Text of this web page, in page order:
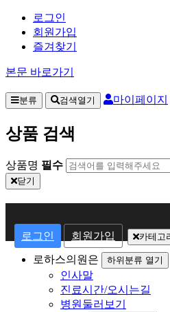
로그인
회원가입
즐겨찾기
본문 바로가기
분류 검색열기 마이페이지
상품 검색
상품명 필수
닫기
원
로
로그인 회원가입 카테고
로하스의원은 하위분류 열기
인사말
진료시간/오시는길
병원둘러보기